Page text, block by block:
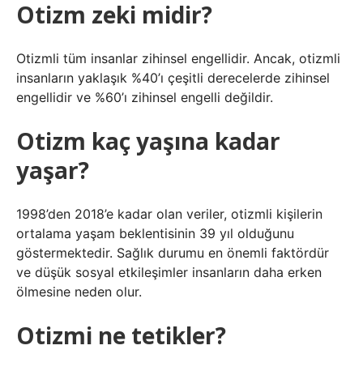
Otizm zeki midir?
Otizmli tüm insanlar zihinsel engellidir. Ancak, otizmli
insanların yaklaşık %40’ı çeşitli derecelerde zihinsel
engellidir ve %60’ı zihinsel engelli değildir.
Otizm kaç yaşına kadar
yaşar?
1998’den 2018’e kadar olan veriler, otizmli kişilerin
ortalama yaşam beklentisinin 39 yıl olduğunu
göstermektedir. Sağlık durumu en önemli faktördür
ve düşük sosyal etkileşimler insanların daha erken
ölmesine neden olur.
Otizmi ne tetikler?